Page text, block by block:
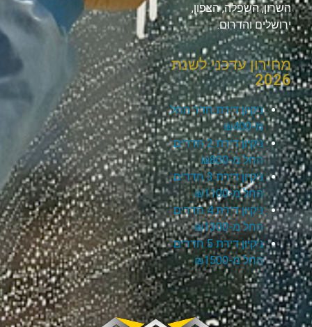
השרון, השפלה, הצפון,
ירושלים והדרום.
מחירון עדכני לשנת
2026
ניקיון דירת חדר החל
מ-₪400
ניקיון דירת 2 חדרים
החל מ-₪800
ניקיון דירת 3 חדרים
החל מ-₪1100
ניקיון דירת 4 חדרים
החל מ-₪1300
ניקיון דירת 5 חדרים
החל מ-₪1500